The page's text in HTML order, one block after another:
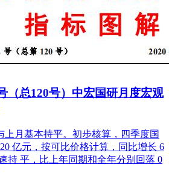
（总120号）中宏国研月度宏观
上月基本持平。初步核算，四季度国
亿元，按可比价格计算，同比增长 6
持 平，比上年同期和全年分别回落 0